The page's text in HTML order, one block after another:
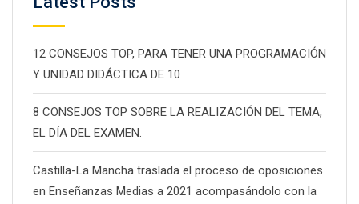
12 CONSEJOS TOP, PARA TENER UNA PROGRAMACIÓN
Y UNIDAD DIDÁCTICA DE 10
8 CONSEJOS TOP SOBRE LA REALIZACIÓN DEL TEMA,
EL DÍA DEL EXAMEN.
Castilla-La Mancha traslada el proceso de oposiciones
en Enseñanzas Medias a 2021 acompasándolo con la